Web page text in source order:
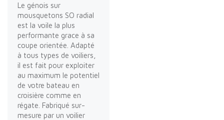
Le génois sur
mousquetons SO radial
est la voile la plus
performante grace à sa
coupe orientée. Adapté
à tous types de voiliers,
il est fait pour exploiter
au maximum le potentiel
de votre bateau en
croisière comme en
régate. Fabriqué sur-
mesure par un voilier